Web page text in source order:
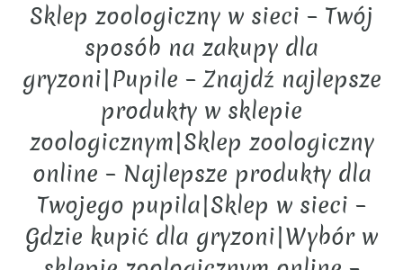
Sklep zoologiczny w sieci – Twój
sposób na zakupy dla
gryzoni|Pupile – Znajdź najlepsze
produkty w sklepie
zoologicznym|Sklep zoologiczny
online – Najlepsze produkty dla
Twojego pupila|Sklep w sieci –
Gdzie kupić dla gryzoni|Wybór w